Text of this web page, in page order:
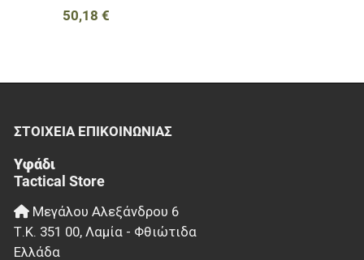
50,18 €
ΣΤΟΙΧΕΊΑ EΠΙΚΟΙΝΩΝΊΑΣ
Υφάδι
Tactical Store
Μεγάλου Αλεξάνδρου 6
Τ.Κ. 351 00, Λαμία - Φθιώτιδα
Ελλάδα